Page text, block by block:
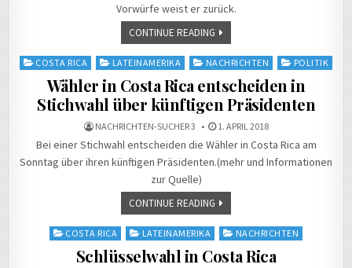
Vorwürfe weist er zurück.
CONTINUE READING
Posted
COSTA RICA LATEINAMERIKA NACHRICHTEN POLITIK
Wähler in Costa Rica entscheiden in
Stichwahl über künftigen Präsidenten
NACHRICHTEN-SUCHER 3 1. APRIL 2018
Bei einer Stichwahl entscheiden die Wähler in Costa Rica am
Sonntag über ihren künftigen Präsidenten.(mehr und Informationen
zur Quelle)
CONTINUE READING
Posted
COSTA RICA LATEINAMERIKA NACHRICHTEN
Schlüsselwahl in Costa Rica